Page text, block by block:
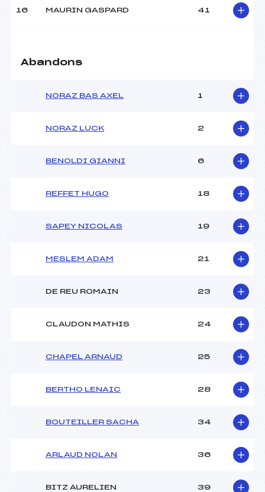
Pénalité appliquée :
95.6200
16 MAURIN GASPARD 41
Abandons
NORAZ BAS AXEL 1
NORAZ LUCK 2
BENOLDI GIANNI 6
REFFET HUGO 18
SAPEY NICOLAS 19
MESLEM ADAM 21
DE REU ROMAIN 23
CLAUDON MATHIS 24
CHAPEL ARNAUD 25
BERTHO LENAIC 28
BOUTEILLER SACHA 34
ARLAUD NOLAN 36
BITZ AURELIEN 39